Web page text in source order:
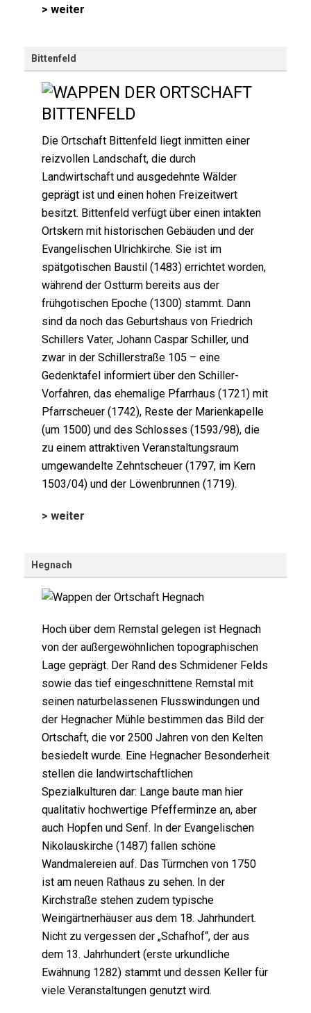
> weiter
Bittenfeld
Die Ortschaft Bittenfeld liegt inmitten einer
reizvollen Landschaft, die durch
Landwirtschaft und ausgedehnte Wälder
geprägt ist und einen hohen Freizeitwert
besitzt. Bittenfeld verfügt über einen intakten
Ortskern mit historischen Gebäuden und der
Evangelischen Ulrichkirche. Sie ist im
spätgotischen Baustil (1483) errichtet worden,
während der Ostturm bereits aus der
frühgotischen Epoche (1300) stammt. Dann
sind da noch das Geburtshaus von Friedrich
Schillers Vater, Johann Caspar Schiller, und
zwar in der Schillerstraße 105 – eine
Gedenktafel informiert über den Schiller-
Vorfahren, das ehemalige Pfarrhaus (1721) mit
Pfarrscheuer (1742), Reste der Marienkapelle
(um 1500) und des Schlosses (1593/98), die
zu einem attraktiven Veranstaltungsraum
umgewandelte Zehntscheuer (1797, im Kern
1503/04) und der Löwenbrunnen (1719).
> weiter
Hegnach
Hoch über dem Remstal gelegen ist Hegnach
von der außergewöhnlichen topographischen
Lage geprägt. Der Rand des Schmidener Felds
sowie das tief eingeschnittene Remstal mit
seinen naturbelassenen Flusswindungen und
der Hegnacher Mühle bestimmen das Bild der
Ortschaft, die vor 2500 Jahren von den Kelten
besiedelt wurde. Eine Hegnacher Besonderheit
stellen die landwirtschaftlichen
Spezialkulturen dar: Lange baute man hier
qualitativ hochwertige Pfefferminze an, aber
auch Hopfen und Senf. In der Evangelischen
Nikolauskirche (1487) fallen schöne
Wandmalereien auf. Das Türmchen von 1750
ist am neuen Rathaus zu sehen. In der
Kirchstraße stehen zudem typische
Weingärtnerhäuser aus dem 18. Jahrhundert.
Nicht zu vergessen der „Schafhof“, der aus
dem 13. Jahrhundert (erste urkundliche
Ewähnung 1282) stammt und dessen Keller für
viele Veranstaltungen genutzt wird.